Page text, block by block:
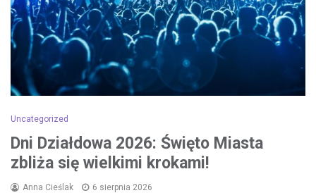
Uncategorized
Dni Działdowa 2026: Święto Miasta
zbliża się wielkimi krokami!
Anna Cieślak 6 sierpnia 2026